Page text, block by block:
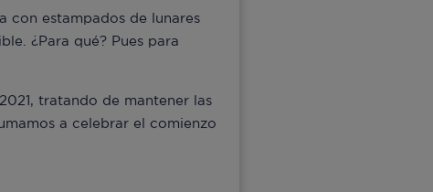
con estampados de lunares
¿Para qué? Pues para
tratando de mantener las
a celebrar el comienzo